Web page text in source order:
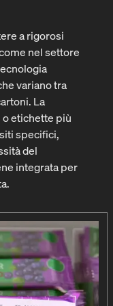
a rigorosi
nel settore
variano tra
La
o etichette più
specifici,
del
integrata per